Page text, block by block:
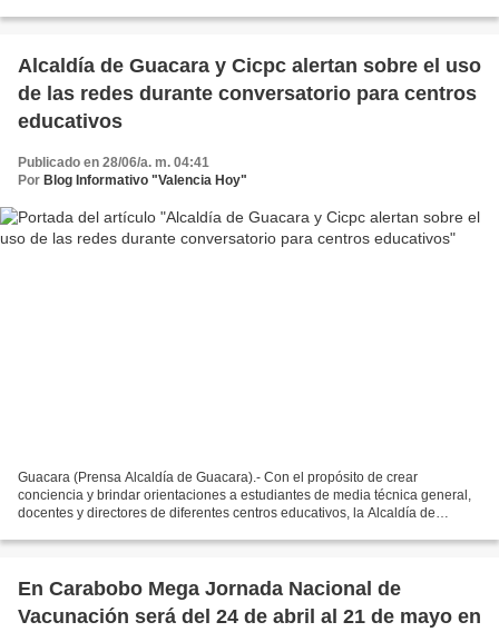
Alcaldía de Guacara y Cicpc alertan sobre el uso
de las redes durante conversatorio para centros
educativos
Publicado en 28/06/a. m. 04:41
Por Blog Informativo "Valencia Hoy"
Guacara (Prensa Alcaldía de Guacara).- Con el propósito de crear
conciencia y brindar orientaciones a estudiantes de media técnica general,
docentes y directores de diferentes centros educativos, la Alcaldía de
En Carabobo Mega Jornada Nacional de
Vacunación será del 24 de abril al 21 de mayo en